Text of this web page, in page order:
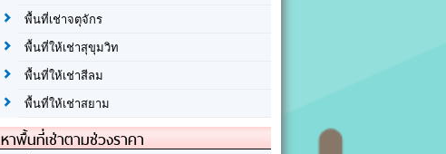
พื้นที่เช่าจตุจักร
พื้นที่ให้เช่าสุขุมวิท
พื้นที่ให้เช่าสีลม
พื้นที่ให้เช่าสยาม
หาพื้นที่เช่าตามช่วงราคา